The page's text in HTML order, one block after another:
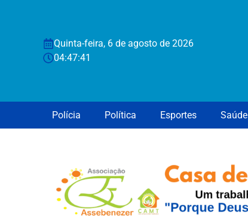
Quinta-feira, 6 de agosto de 2026
04:47:41
Polícia Política Esportes Saúde